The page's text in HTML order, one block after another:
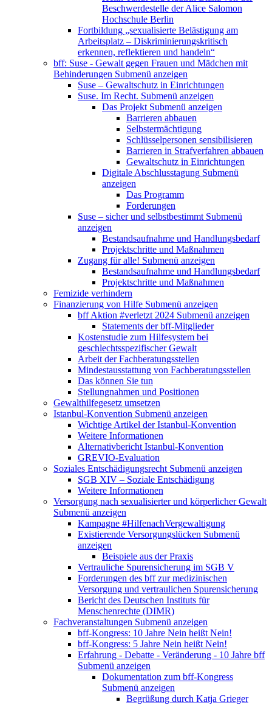
Beschwerdestelle der Alice Salomon
Hochschule Berlin
Fortbildung „sexualisierte Belästigung am
Arbeitsplatz – Diskriminierungskritisch
erkennen, reflektieren und handeln“
bff: Suse - Gewalt gegen Frauen und Mädchen mit
Behinderungen Submenü anzeigen
Suse – Gewaltschutz in Einrichtungen
Suse. Im Recht. Submenü anzeigen
Das Projekt Submenü anzeigen
Barrieren abbauen
Selbstermächtigung
Schlüsselpersonen sensibilisieren
Barrieren in Strafverfahren abbauen
Gewaltschutz in Einrichtungen
Digitale Abschlusstagung Submenü
anzeigen
Das Programm
Forderungen
Suse – sicher und selbstbestimmt Submenü
anzeigen
Bestandsaufnahme und Handlungsbedarf
Projektschritte und Maßnahmen
Zugang für alle! Submenü anzeigen
Bestandsaufnahme und Handlungsbedarf
Projektschritte und Maßnahmen
Femizide verhindern
Finanzierung von Hilfe Submenü anzeigen
bff Aktion #verletzt 2024 Submenü anzeigen
Statements der bff-Mitglieder
Kostenstudie zum Hilfesystem bei
geschlechtsspezifischer Gewalt
Arbeit der Fachberatungsstellen
Mindestausstattung von Fachberatungsstellen
Das können Sie tun
Stellungnahmen und Positionen
Gewalthilfegesetz umsetzen
Istanbul-Konvention Submenü anzeigen
Wichtige Artikel der Istanbul-Konvention
Weitere Informationen
Alternativbericht Istanbul-Konvention
GREVIO-Evaluation
Soziales Entschädigungsrecht Submenü anzeigen
SGB XIV – Soziale Entschädigung
Weitere Informationen
Versorgung nach sexualisierter und körperlicher Gewalt
Submenü anzeigen
Kampagne #HilfenachVergewaltigung
Existierende Versorgungslücken Submenü
anzeigen
Beispiele aus der Praxis
Vertrauliche Spurensicherung im SGB V
Forderungen des bff zur medizinischen
Versorgung und vertraulichen Spurensicherung
Bericht des Deutschen Instituts für
Menschenrechte (DIMR)
Fachveranstaltungen Submenü anzeigen
bff-Kongress: 10 Jahre Nein heißt Nein!
bff-Kongress: 5 Jahre Nein heißt Nein!
Erfahrung - Debatte - Veränderung - 10 Jahre bff
Submenü anzeigen
Dokumentation zum bff-Kongress
Submenü anzeigen
Begrüßung durch Katja Grieger